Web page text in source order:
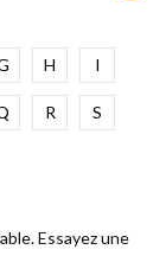
H I
R S
Essayez une